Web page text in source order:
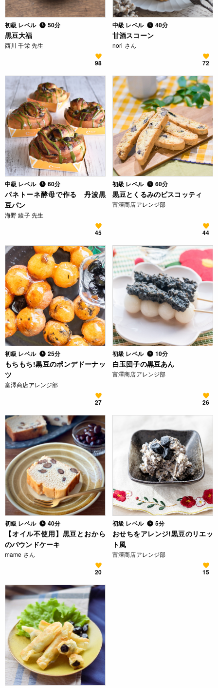
初級 レベル 50分
黒豆大福
西川 千栄 先生
98
中級 レベル 40分
甘酒スコーン
nori さん
72
中級 レベル 60分
パネトーネ酵母で作る 丹波黒
豆パン
海野 綾子 先生
45
初級 レベル 60分
黒豆とくるみのビスコッティ
富澤商店アレンジ部
44
初級 レベル 25分
もちもち!黒豆のポンデドーナッ
ツ
富澤商店アレンジ部
27
初級 レベル 10分
白玉団子の黒豆あん
富澤商店アレンジ部
26
初級 レベル 40分
【オイル不使用】黒豆とおから
のパウンドケーキ
mame さん
20
初級 レベル 5分
おせちをアレンジ!黒豆のリエッ
ト風
富澤商店アレンジ部
15